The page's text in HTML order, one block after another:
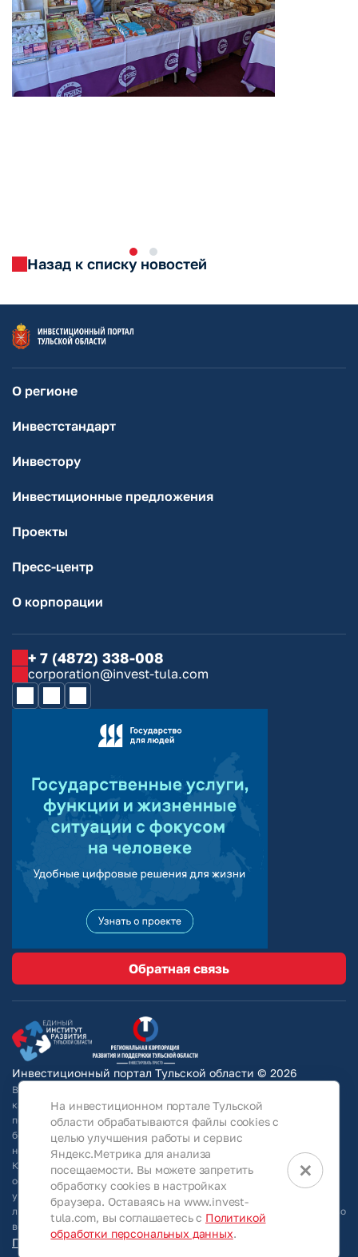
Назад к списку новостей
О регионе
Инвестстандарт
Инвестору
Инвестиционные предложения
Проекты
Пресс-центр
О корпорации
+ 7 (4872) 338-008
corporation@invest-tula.com
Обратная связь
Инвестиционный портал Тульской области © 2026
Вся информация на сайте носит ознакомительный характер и ни при
каких условиях не является публичной офертой, определяемой
положениями Статьи 437 Гражданского кодекса РФ. Для получения
более подробной информации и окончательных условий следует
непосредственно (уточнять у собственников/ обращаться в АО
КРТО).Используя информацию, указанную на сайте, Общество
оставляет за собой право в любое время без специального
уведомления вносить изменения, удалять, исправлять, дополнять,
либо любым иным способом обновлять информацию, размещенную во
всех разделах данного сайта.
Персональные данные
×
На инвестиционном портале Тульской
области обрабатываются файлы cookies с
целью улучшения работы и сервис
Яндекс.Метрика для анализа
посещаемости. Вы можете запретить
обработку cookies в настройках
браузера. Оставаясь на www.invest-
tula.com, вы соглашаетесь с Политикой
обработки персональных данных.